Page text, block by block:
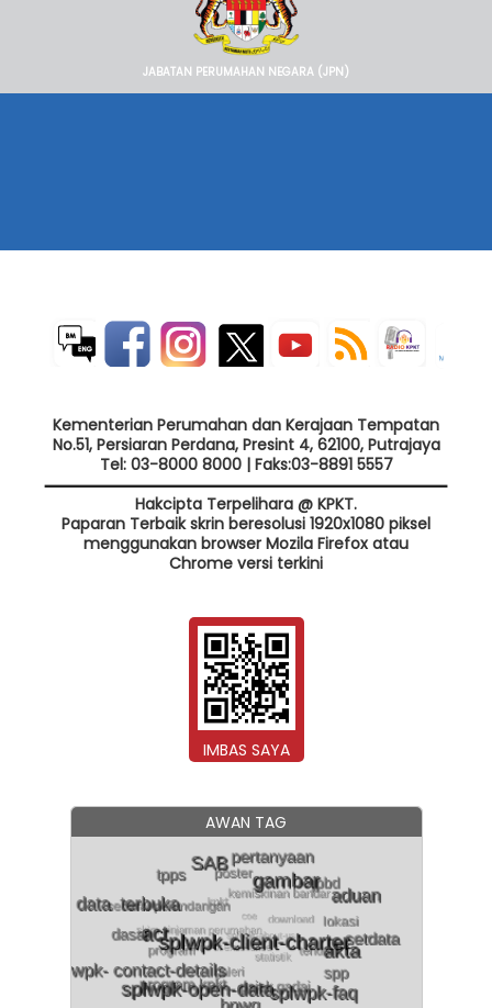
JABATAN PERUMAHAN NEGARA (JPN)
Kementerian Perumahan dan Kerajaan Tempatan
No.51, Persiaran Perdana, Presint 4, 62100, Putrajaya
Tel: 03-8000 8000 | Faks:03-8891 5557
Hakcipta Terpelihara @ KPKT.
Paparan Terbaik skrin beresolusi 1920x1080 piksel
menggunakan browser Mozila Firefox atau
Chrome versi terkini
IMBAS SAYA
AWAN TAG